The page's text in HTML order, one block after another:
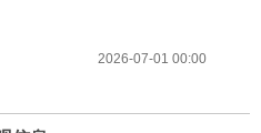
2026-07-01 00:00